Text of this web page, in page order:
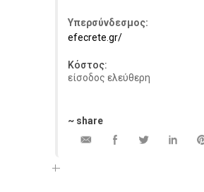
Υπερσύνδεσμος:
efecrete.gr/
Κόστος:
είσοδος ελεύθερη
~ share